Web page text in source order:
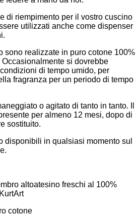
di riempimento per il vostro cuscino
utilizzati anche come dispenser
sono realizzate in puro cotone 100%
si dovrebbe
di tempo umido, per
fragranza per un periodo di tempo
o agitato di tanto in tanto. Il
per almeno 12 mesi, dopo di
sostituito.
disponibili in qualsiasi momento sul
altoatesino freschi al 100%
cotone